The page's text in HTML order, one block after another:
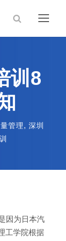
训8
管理, 深圳
因为日本汽
工学院根据